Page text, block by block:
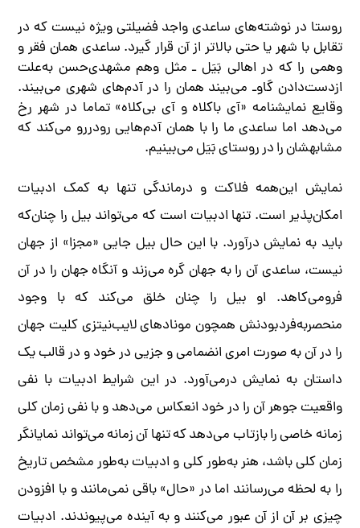
روستا در نوشته‌های ساعدی واجد فضیلتی ویژه نیست که در
تقابل با شهر یا حتی بالاتر از آن قرار گیرد. ساعدی همان فقر و
وهمی را که در اهالی بَیَل ـ مثل وهم مشهدی‌حسن به‌علت
ازدست‌دادن گاو‌ـ می‌بیند همان را در آدم‌های شهری می‌بیند.
وقایع نمایشنامه «آی باکلاه و آی بی‌کلاه» تماما در شهر رخ
می‌دهد اما ساعدی ما را با همان آدم‌هایی رودررو می‌کند که
مشابهشان را در روستای بَیَل می‌بینیم.
نمایش این‌همه فلاکت و درماندگی تنها به کمک ادبیات
امکان‌پذیر است. تنها ادبیات است که می‌تواند بیل را چنان‌که
باید به نمایش درآورد. با این حال بیل جایی «مجزا» از جهان
نیست، ساعدی آن را به جهان گره می‌زند و آنگاه جهان را در آن
فرومی‌کاهد. او بیل را چنان خلق می‌کند که با وجود
منحصربه‌فردبودنش همچون مونادهای لایب‌نیتزی کلیت جهان
را در آن به صورت امری انضمامی و جزیی در خود و در قالب یک
داستان به نمایش درمی‌آورد. در این شرایط ادبیات با نفی
واقعیت جوهر آن را در خود انعکاس می‌دهد و با نفی زمان کلی
زمانه خاصی را بازتاب می‌دهد که تنها آن زمانه می‌تواند نمایانگر
زمان کلی باشد، هنر به‌طور کلی و ادبیات به‌‌طور مشخص تاریخ
را به لحظه‌ می‌رسانند اما در «حال» باقی نمی‌مانند و با افزودن
چیزی بر آن از آن عبور می‌کنند و به‌ آینده می‌پیوندند. ادبیات